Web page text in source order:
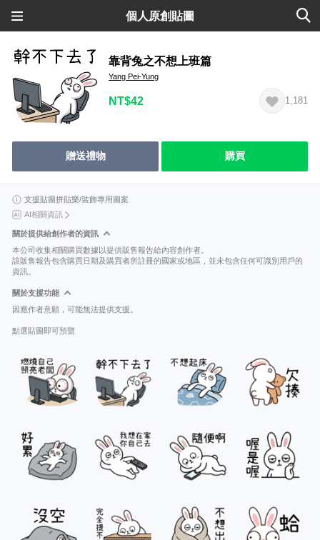
個人原創貼圖
靠背兔之不想上班篇
Yang Pei-Yung
NT$42 1,181
贈送禮物 購買
支援貼圖拼貼樂/裝飾專用圖案
AI相關資訊
關於提供給創作者的資訊
本公司收集相關購買數據以提供販售報告給內容創作者。
該販售報告包含購買日期及購買者所註冊的國家或地區，並未包含任何可識別用戶的
資訊。
關於支援功能
因應作者意願，可能無法提供支援。
點選貼圖即可預覽